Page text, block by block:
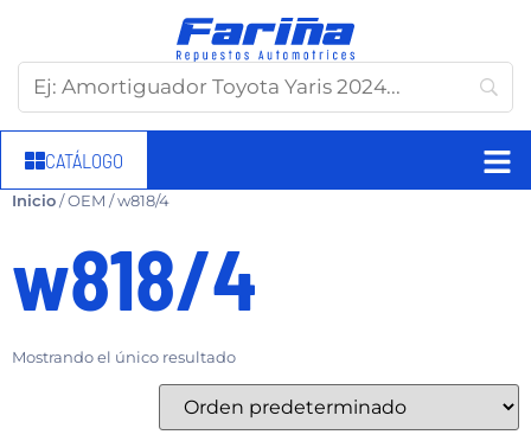
CATÁLOGO
Inicio/ OEM / w818/4
w818/4
Mostrando el único resultado